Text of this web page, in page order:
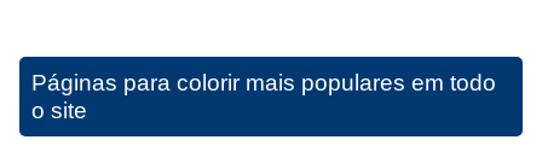
Páginas para colorir mais populares em todo
o site